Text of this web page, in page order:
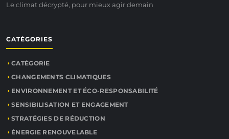
Le climat décrypté, pour mieux agir demain
CATÉGORIES
CATÉGORIE
CHANGEMENTS CLIMATIQUES
ENVIRONNEMENT ET ÉCO-RESPONSABILITÉ
SENSIBILISATION ET ENGAGEMENT
STRATÉGIES DE RÉDUCTION
ÉNERGIE RENOUVELABLE